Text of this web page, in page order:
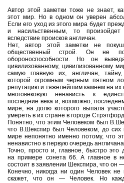
Автор этой заметки тоже не знает,
этот мир. Но в одном он уверен
Если его уход из этого мира будет
и насильственным, то
вследствие происков англичан.
Нет, автор этой заметки не
общественный строй. Он не
обороноспособности. Но он
цивилизованному, цивилизованному
самую главную их, англичан,
которой огромным черным пятном
репутацию и тяжелейшим камнем на их
многовековую ненависть к
последние века и, возможно,
мире, на долю которого выпала
умереть в их стране в городе
Понятно, что этим Человеком был
что В.Шекспир был Человеком, до сих
мире непонятно именно потому, что
ненавистно в первую очередь
Точно, просто и, главное, быстро это
на примере сонета 66. А главное в
состоит в заявлении Шекспира, что он
Конечно, никогда ни один Человек не
скажет, что он — Человек. Но